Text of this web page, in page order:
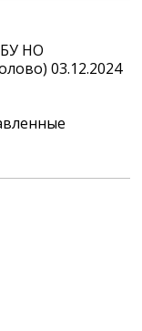
НО
03.12.2024